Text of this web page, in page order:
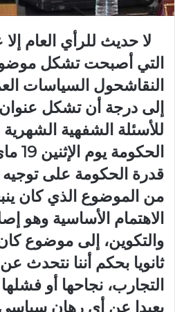
لا حديث للرأي العام
التي أصبحت تشكل
النقاشحول السياسات
إلى درجة أن تشكل
للأسئلة الشفهية
قدرة الحكومة على
من الموضوع الذي كان
الاهتمام الأساسية وهو
والتكوين، إلى موضوع
ثانويا بحكم أننا نتحدث
التجارب، نجاحها أو
بعيدا عن أي رهان